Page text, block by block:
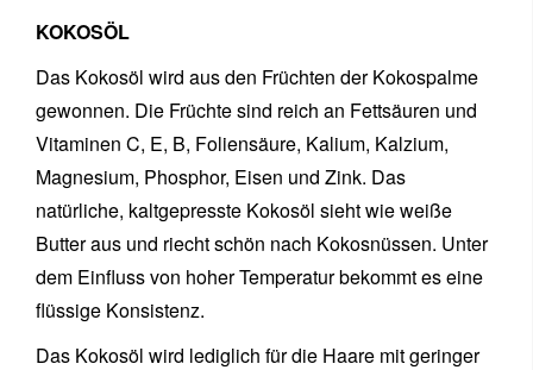
KOKOSÖL
Das Kokosöl wird aus den Früchten der Kokospalme
gewonnen. Die Früchte sind reich an Fettsäuren und
Vitaminen C, E, B, Foliensäure, Kalium, Kalzium,
Magnesium, Phosphor, Eisen und Zink. Das
natürliche, kaltgepresste Kokosöl sieht wie weiße
Butter aus und riecht schön nach Kokosnüssen. Unter
dem Einfluss von hoher Temperatur bekommt es eine
flüssige Konsistenz.
Das Kokosöl wird lediglich für die Haare mit geringer